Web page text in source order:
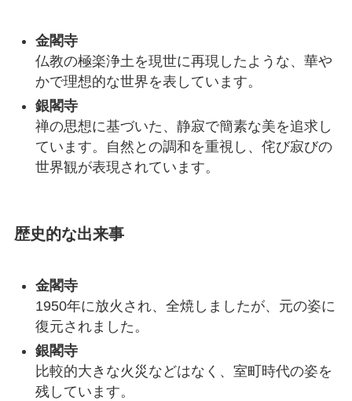
金閣寺
仏教の極楽浄土を現世に再現したような、華や
かで理想的な世界を表しています。
銀閣寺
禅の思想に基づいた、静寂で簡素な美を追求し
ています。自然との調和を重視し、侘び寂びの
世界観が表現されています。
歴史的な出来事
金閣寺
1950年に放火され、全焼しましたが、元の姿に
復元されました。
銀閣寺
比較的大きな火災などはなく、室町時代の姿を
残しています。